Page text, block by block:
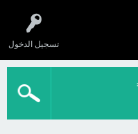
تسجيل الدخول